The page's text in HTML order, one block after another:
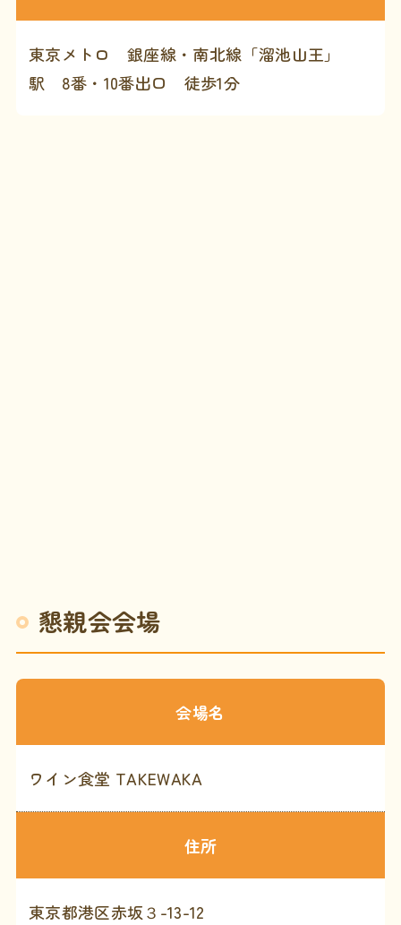
東京メトロ 銀座線・南北線「溜池山王」
駅 8番・10番出口 徒歩1分
懇親会会場
会場名
ワイン食堂 TAKEWAKA
住所
東京都港区赤坂３-13-12